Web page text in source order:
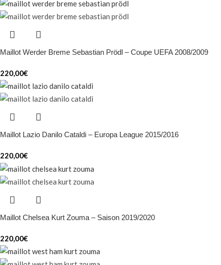
Maillot Werder Breme Sebastian Prödl – Coupe UEFA 2008/2009
220,00€
Maillot Lazio Danilo Cataldi – Europa League 2015/2016
220,00€
Maillot Chelsea Kurt Zouma – Saison 2019/2020
220,00€